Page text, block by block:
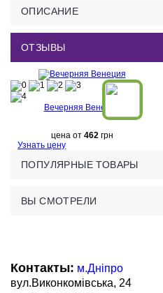
ОПИСАНИЕ
ОТЗЫВЫ
Вечерняя Венеция
цена от 462 грн
Узнать цену
ПОПУЛЯРНЫЕ ТОВАРЫ
ВЫ СМОТРЕЛИ
Контакты: м.Дніпро
вул.Виконкомівська, 24